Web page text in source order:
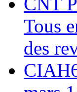
Tous
des